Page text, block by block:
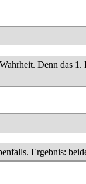
Denn das
Ergebnis: